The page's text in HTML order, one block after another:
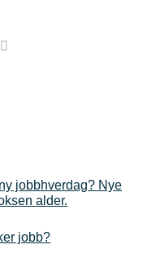
jobbhverdag? Nye
alder.
jobb?